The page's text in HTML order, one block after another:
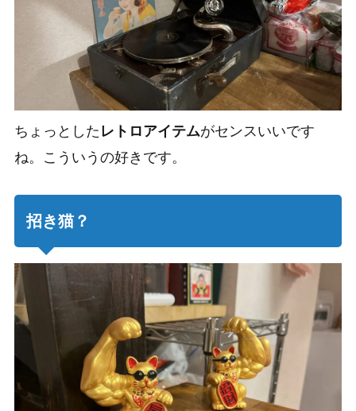
ちょっとした レトロアイテムがセンスいいです
ね。こういうの好きです。
招き猫？